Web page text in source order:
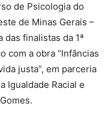
de Psicologia do
de Minas Gerais –
finalistas da 1ª
com a obra “Infâncias
justa”, em parceria
Igualdade Racial e